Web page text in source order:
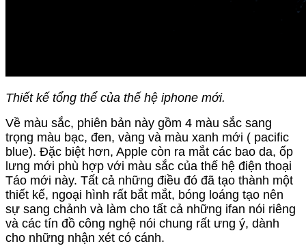
Thiết kế tổng thể của thế hệ iphone mới.
Về màu sắc, phiên bản này gồm 4 màu sắc sang
trọng màu bạc, đen, vàng và màu xanh mới ( pacific
blue). Đặc biệt hơn, Apple còn ra mắt các bao da, ốp
lưng mới phù hợp với màu sắc của thế hệ điện thoại
Táo mới này. Tất cả những điều đó đã tạo thành một
thiết kế, ngoại hình rất bắt mắt, bóng loáng tạo nên
sự sang chảnh và làm cho tất cả những ifan nói riêng
và các tín đồ công nghệ nói chung rất ưng ý, dành
cho những nhận xét có cánh.